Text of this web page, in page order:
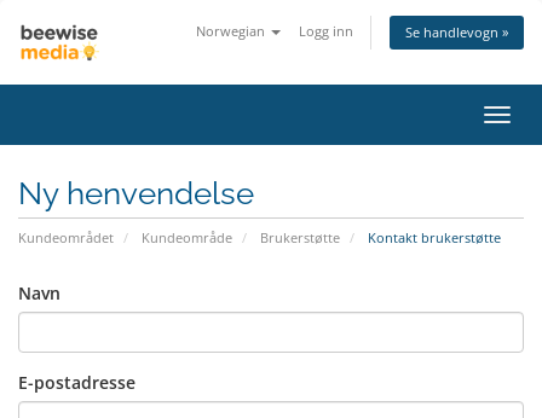
Norwegian Logg inn Se handlevogn »
Bytt
Ny henvendelse
Kundeområdet Kundeområde Brukerstøtte Kontakt brukerstøtte
Navn
E-postadresse